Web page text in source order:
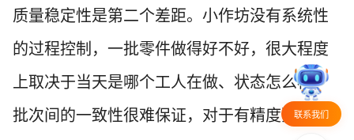
质量稳定性是第二个差距。小作坊没有系统性
的过程控制，一批零件做得好不好，很大程度
上取决于当天是哪个工人在做、状态怎么样。
批次间的一致性很难保证，对于有精度要求的
联系我们